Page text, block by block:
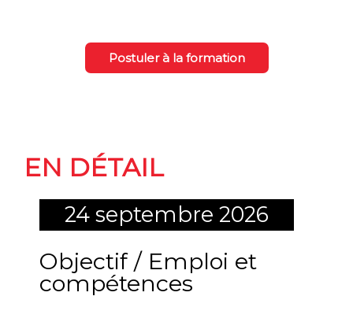
Postuler à la formation
EN DÉTAIL
24 septembre 2026
Objectif / Emploi et
compétences